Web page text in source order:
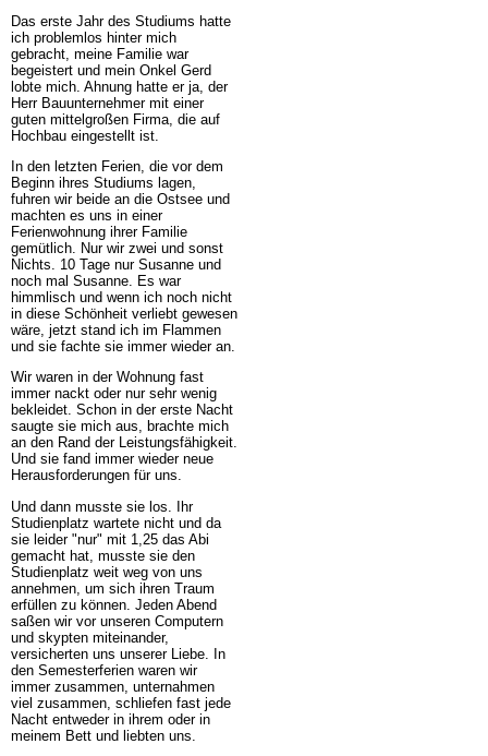
Das erste Jahr des Studiums hatte
ich problemlos hinter mich
gebracht, meine Familie war
begeistert und mein Onkel Gerd
lobte mich. Ahnung hatte er ja, der
Herr Bauunternehmer mit einer
guten mittelgroßen Firma, die auf
Hochbau eingestellt ist.
In den letzten Ferien, die vor dem
Beginn ihres Studiums lagen,
fuhren wir beide an die Ostsee und
machten es uns in einer
Ferienwohnung ihrer Familie
gemütlich. Nur wir zwei und sonst
Nichts. 10 Tage nur Susanne und
noch mal Susanne. Es war
himmlisch und wenn ich noch nicht
in diese Schönheit verliebt gewesen
wäre, jetzt stand ich im Flammen
und sie fachte sie immer wieder an.
Wir waren in der Wohnung fast
immer nackt oder nur sehr wenig
bekleidet. Schon in der erste Nacht
saugte sie mich aus, brachte mich
an den Rand der Leistungsfähigkeit.
Und sie fand immer wieder neue
Herausforderungen für uns.
Und dann musste sie los. Ihr
Studienplatz wartete nicht und da
sie leider "nur" mit 1,25 das Abi
gemacht hat, musste sie den
Studienplatz weit weg von uns
annehmen, um sich ihren Traum
erfüllen zu können. Jeden Abend
saßen wir vor unseren Computern
und skypten miteinander,
versicherten uns unserer Liebe. In
den Semesterferien waren wir
immer zusammen, unternahmen
viel zusammen, schliefen fast jede
Nacht entweder in ihrem oder in
meinem Bett und liebten uns.